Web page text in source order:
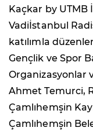
Kaçkar by UTMB
Vadiİstanbul
katılımla
Gençlik ve Spor
Organizasyonlar
Ahmet Temurci,
Çamlıhemşin
Çamlıhemşin